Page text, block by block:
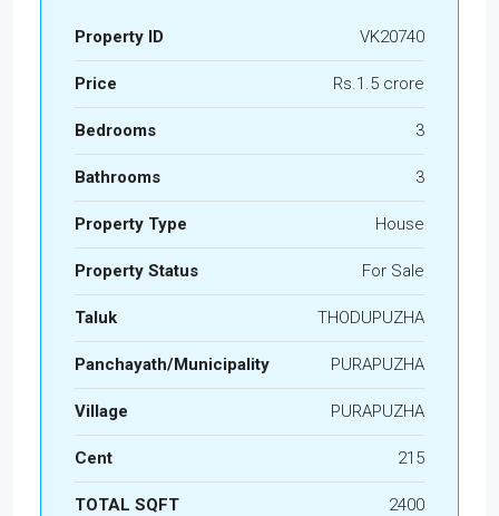
Property ID VK20740
Price Rs.1.5 crore
Bedrooms 3
Bathrooms 3
Property Type House
Property Status For Sale
Taluk THODUPUZHA
Panchayath/Municipality PURAPUZHA
Village PURAPUZHA
Cent 215
TOTAL SQFT 2400